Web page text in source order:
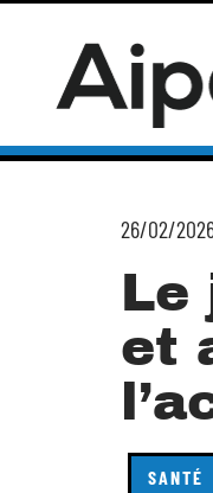
26/02/
Le
et
SANTÉ